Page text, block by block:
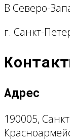
В Северо-
г. Санкт-
Адрес
190005,